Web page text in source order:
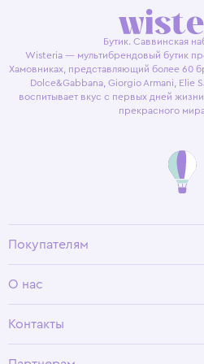
Бутик. Саввинская
Wisteria — мультибрендовый бутик
Хамовниках, представляющий более 60
Dolce&Gabbana, Giorgio Armani, Elie
воспитывает вкус с первых дней
прекрасного
Покупателям
Условия возврата
О нас
Программа лояльности
Контакты